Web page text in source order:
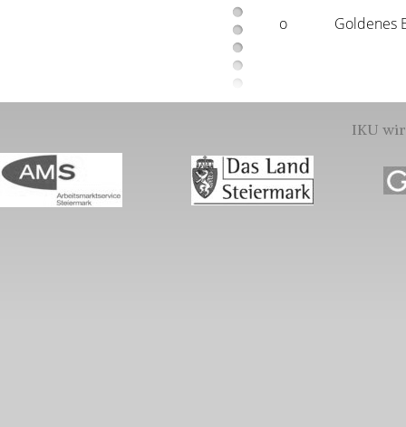
o Goldenes
IKU